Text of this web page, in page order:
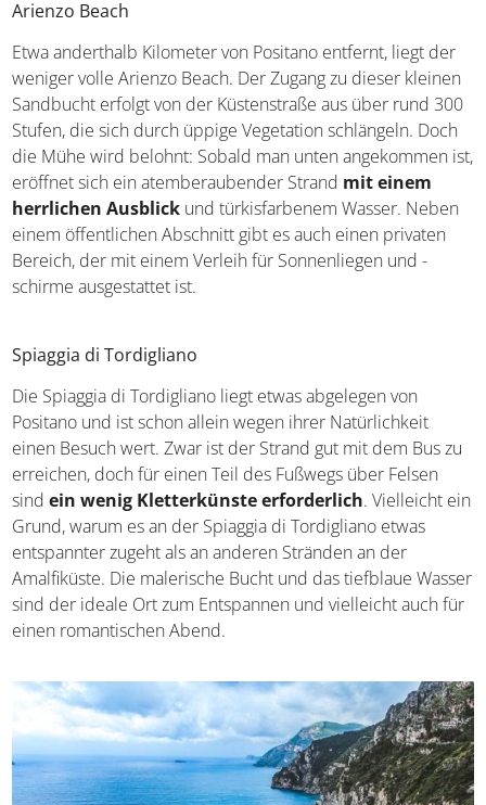
Arienzo Beach
Etwa anderthalb Kilometer von Positano entfernt, liegt der
weniger volle Arienzo Beach. Der Zugang zu dieser kleinen
Sandbucht erfolgt von der Küstenstraße aus über rund 300
Stufen, die sich durch üppige Vegetation schlängeln. Doch
die Mühe wird belohnt: Sobald man unten angekommen ist,
eröffnet sich ein atemberaubender Strand mit einem
herrlichen Ausblick und türkisfarbenem Wasser. Neben
einem öffentlichen Abschnitt gibt es auch einen privaten
Bereich, der mit einem Verleih für Sonnenliegen und -
schirme ausgestattet ist.
Spiaggia di Tordigliano
Die Spiaggia di Tordigliano liegt etwas abgelegen von
Positano und ist schon allein wegen ihrer Natürlichkeit
einen Besuch wert. Zwar ist der Strand gut mit dem Bus zu
erreichen, doch für einen Teil des Fußwegs über Felsen
sindein wenig Kletterkünste erforderlich. Vielleicht ein
Grund, warum es an der Spiaggia di Tordigliano etwas
entspannter zugeht als an anderen Stränden an der
Amalfiküste. Die malerische Bucht und das tiefblaue Wasser
sind der ideale Ort zum Entspannen und vielleicht auch für
einen romantischen Abend.